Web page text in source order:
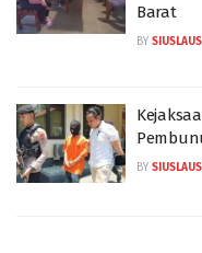
Barat
BY
BY